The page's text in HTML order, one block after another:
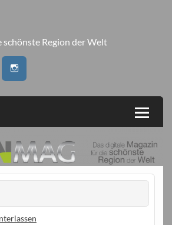
schönste Region der Welt